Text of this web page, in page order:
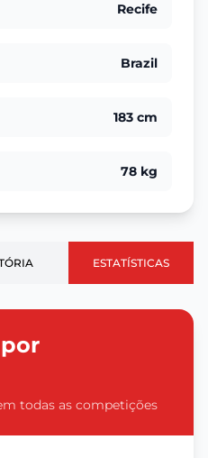
Recife
Brazil
183 cm
78 kg
ESTATÍSTICAS
todas as competições